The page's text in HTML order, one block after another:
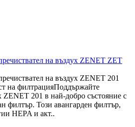
на въздух ZENET ZET
на въздух ZENET 201
на филтрацияПоддържайте
ZENET 201 в най-добро състояние с
филтър. Този авангарден филтър,
HEPA и акт..